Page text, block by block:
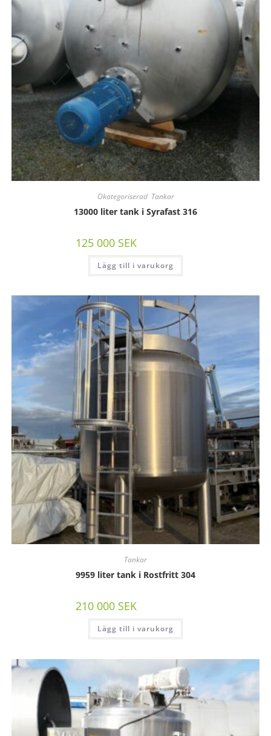
Okategoriserad, Tankar
13000 liter tank i Syrafast 316
125 000 SEK
Lägg till i varukorg
Tankar
9959 liter tank i Rostfritt 304
210 000 SEK
Lägg till i varukorg